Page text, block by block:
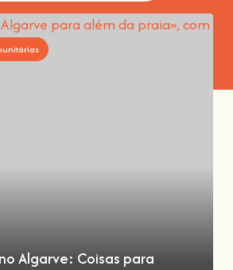
Algarve: Coisas para